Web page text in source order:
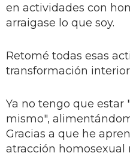
en actividades con
arraigase lo que soy.
Retomé todas esas
transformación
Ya no tengo que
mismo",
Gracias a que he
atracción homosexual